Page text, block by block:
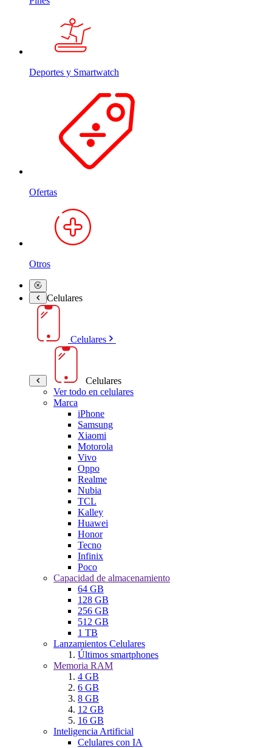
Deportes y Smartwatch
Ofertas
Otros
Celulares
Celulares
Celulares
Ver todo en celulares
Marca
iPhone
Samsung
Xiaomi
Motorola
Vivo
Oppo
Realme
Nubia
TCL
Kalley
Huawei
Honor
Tecno
Infinix
Poco
Capacidad de almacenamiento
64 GB
128 GB
256 GB
512 GB
1 TB
Lanzamientos Celulares
Últimos smartphones
Memoria RAM
4 GB
6 GB
8 GB
12 GB
16 GB
Inteligencia Artificial
Celulares con IA